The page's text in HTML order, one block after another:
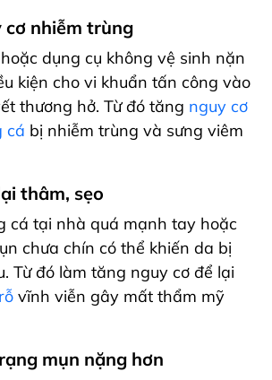
cơ nhiễm trùng
dụng cụ không vệ sinh nặn
kiện cho vi khuẩn tấn công vào
thương hở. Từ đó tăng nguy cơ
cá bị nhiễm trùng và sưng viêm
thâm, sẹo
cá tại nhà quá mạnh tay hoặc
chưa chín có thể khiến da bị
Từ đó làm tăng nguy cơ để lại
vĩnh viễn gây mất thẩm mỹ
mụn nặng hơn